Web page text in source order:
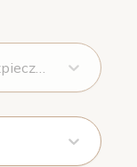
Badanie psychologiczne_zabezpieczenie techniczne